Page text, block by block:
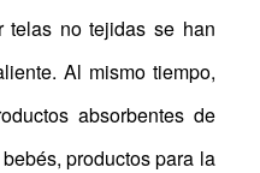
telas no tejidas se han
Al mismo tiempo,
absorbentes de
productos para la